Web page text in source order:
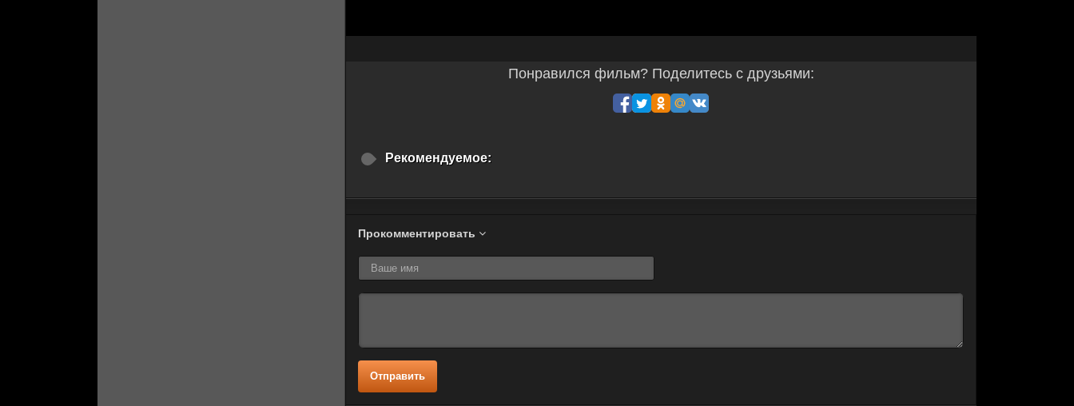
Понравился фильм? Поделитесь с друзьями:
Рекомендуемое:
Прокомментировать
Отправить